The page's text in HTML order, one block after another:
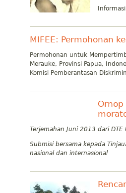
MIFEE: Permohonan
Permohonan untuk
Merauke, Provinsi Papua,
Komisi Pemberantasan
Terjemahan Juni 2013 dari
Submisi bersama kepada
nasional dan internasional